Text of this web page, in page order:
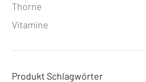
Thorne
Vitamine
Produkt Schlagwörter